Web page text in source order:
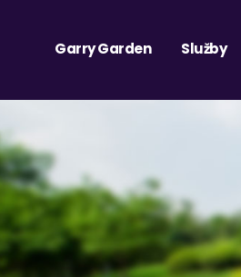
Garry Garden Služby